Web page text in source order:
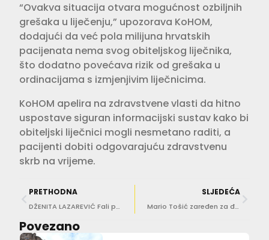
“Ovakva situacija otvara mogućnost ozbiljnih
grešaka u liječenju,” upozorava KoHOM,
dodajući da već pola milijuna hrvatskih
pacijenata nema svog obiteljskog liječnika,
što dodatno povećava rizik od grešaka u
ordinacijama s izmjenjivim liječnicima.
KoHOM apelira na zdravstvene vlasti da hitno
uspostave siguran informacijski sustav kako bi
obiteljski liječnici mogli nesmetano raditi, a
pacijenti dobiti odgovarajuću zdravstvenu
skrb na vrijeme.
PRETHODNA
DŽENITA LAZAREVIĆ Fali pomoćnika u nastavi, asistenata! Roditelji nemaju potrebnu pomoć! Gube se prava!
SLJEDEĆA
Mario Tošić zaređen za đakona Dubrovačke biskupije u Rimu: “Ređenje je dar Crkvi i za Crkvu
Povezano